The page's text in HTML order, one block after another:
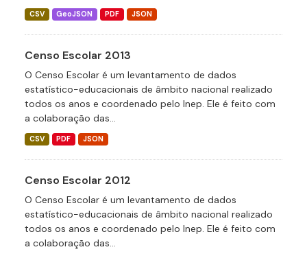
CSV GeoJSON PDF JSON
Censo Escolar 2013
O Censo Escolar é um levantamento de dados
estatístico-educacionais de âmbito nacional realizado
todos os anos e coordenado pelo Inep. Ele é feito com
a colaboração das...
CSV PDF JSON
Censo Escolar 2012
O Censo Escolar é um levantamento de dados
estatístico-educacionais de âmbito nacional realizado
todos os anos e coordenado pelo Inep. Ele é feito com
a colaboração das...